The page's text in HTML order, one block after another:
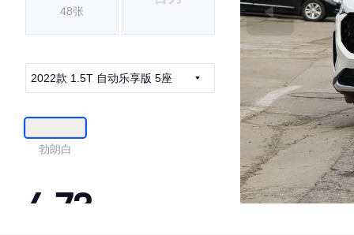
48张
2022款 1.5T 自动乐享版 5座
勃朗白
4.73